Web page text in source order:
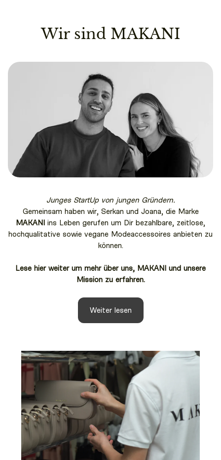
Wir sind MAKANI
Junges StartUp von jungen Gründern.
Gemeinsam haben wir, Serkan und Joana, die Marke
MAKANI ins Leben gerufen um Dir bezahlbare, zeitlose,
hochqualitative sowie vegane Modeaccessoires anbieten zu
können.
Lese hier weiter um mehr über uns, MAKANI und unsere
Mission zu erfahren.
Weiter lesen